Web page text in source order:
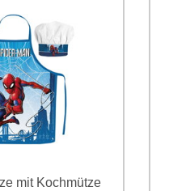
mit Kochmütze